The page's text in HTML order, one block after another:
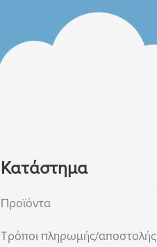
Κατάστημα
Προϊόντα
Τρόποι πληρωμής/αποστολής